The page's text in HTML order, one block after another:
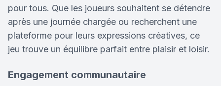
pour tous. Que les joueurs souhaitent se détendre
après une journée chargée ou recherchent une
plateforme pour leurs expressions créatives, ce
jeu trouve un équilibre parfait entre plaisir et loisir.
Engagement communautaire